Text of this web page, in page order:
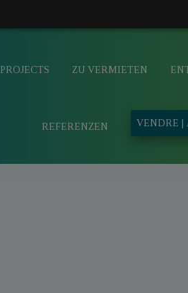
PROJECTS ZU VERMIETEN
REFERENZEN VENDRE |